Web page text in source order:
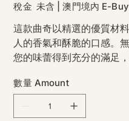
稅金 未含
澳門境內 E-Buy
這款曲奇以精選的優質材
人的香氣和酥脆的口感。
您的味蕾得到充分的滿足
數量 Amount